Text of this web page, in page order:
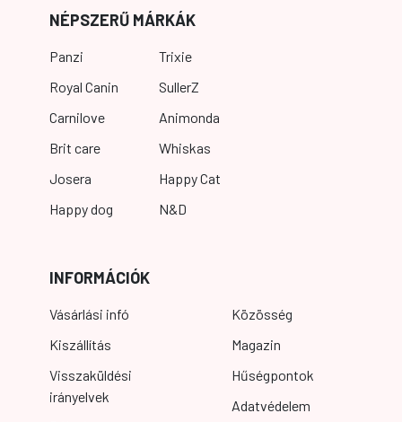
NÉPSZERŰ MÁRKÁK
Panzi
Royal Canin
Carnilove
Brit care
Josera
Happy dog
Trixie
SullerZ
Animonda
Whiskas
Happy Cat
N&D
INFORMÁCIÓK
Vásárlási infó
Kiszállítás
Visszaküldési
irányelvek
Közösség
Magazin
Hűségpontok
Adatvédelem